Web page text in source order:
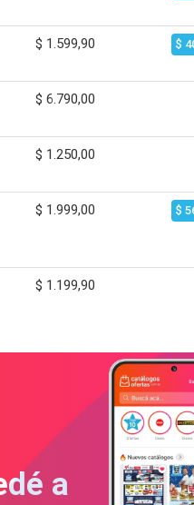
$ 1.599,90 $
$ 6.790,00
$ 1.250,00
$ 1.999,00 $
$ 1.199,90
a